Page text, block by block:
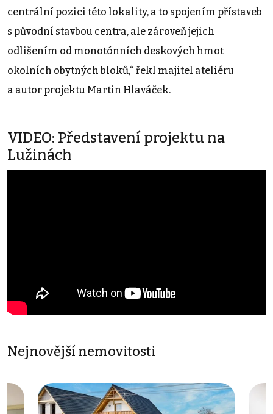
centrální pozici této lokality, a to spojením přístaveb
s původní stavbou centra, ale zároveň jejich
odlišením od monotónních deskových hmot
okolních obytných bloků,“ řekl majitel ateliéru
a autor projektu Martin Hlaváček.
VIDEO: Představení projektu na
Lužinách
Nejnovější nemovitosti